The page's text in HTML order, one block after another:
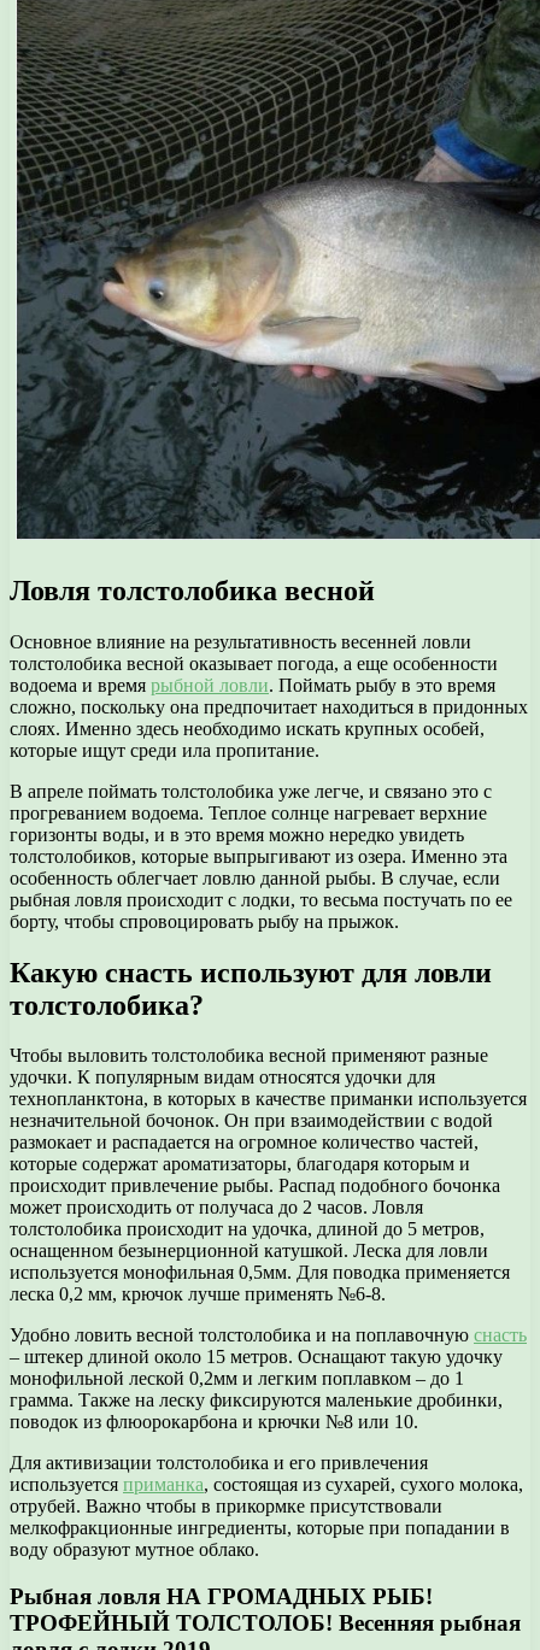
Ловля толстолобика весной
Основное влияние на результативность весенней ловли
толстолобика весной оказывает погода, а еще особенности
водоема и время рыбной ловли. Поймать рыбу в это время
сложно, поскольку она предпочитает находиться в придонных
слоях. Именно здесь необходимо искать крупных особей,
которые ищут среди ила пропитание.
В апреле поймать толстолобика уже легче, и связано это с
прогреванием водоема. Теплое солнце нагревает верхние
горизонты воды, и в это время можно нередко увидеть
толстолобиков, которые выпрыгивают из озера. Именно эта
особенность облегчает ловлю данной рыбы. В случае, если
рыбная ловля происходит с лодки, то весьма постучать по ее
борту, чтобы спровоцировать рыбу на прыжок.
Какую снасть используют для ловли
толстолобика?
Чтобы выловить толстолобика весной применяют разные
удочки. К популярным видам относятся удочки для
технопланктона, в которых в качестве приманки используется
незначительной бочонок. Он при взаимодействии с водой
размокает и распадается на огромное количество частей,
которые содержат ароматизаторы, благодаря которым и
происходит привлечение рыбы. Распад подобного бочонка
может происходить от получаса до 2 часов. Ловля
толстолобика происходит на удочка, длиной до 5 метров,
оснащенном безынерционной катушкой. Леска для ловли
используется монофильная 0,5мм. Для поводка применяется
леска 0,2 мм, крючок лучше применять №6-8.
Удобно ловить весной толстолобика и на поплавочную снасть
– штекер длиной около 15 метров. Оснащают такую удочку
монофильной леской 0,2мм и легким поплавком – до 1
грамма. Также на леску фиксируются маленькие дробинки,
поводок из флюорокарбона и крючки №8 или 10.
Для активизации толстолобика и его привлечения
используется приманка, состоящая из сухарей, сухого молока,
отрубей. Важно чтобы в прикормке присутствовали
мелкофракционные ингредиенты, которые при попадании в
воду образуют мутное облако.
Рыбная ловля НА ГРОМАДНЫХ РЫБ!
ТРОФЕЙНЫЙ ТОЛСТОЛОБ! Весенняя рыбная